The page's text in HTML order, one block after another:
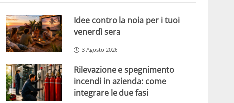
Idee contro la noia per i tuoi
venerdì sera
3 Agosto 2026
Rilevazione e spegnimento
incendi in azienda: come
integrare le due fasi